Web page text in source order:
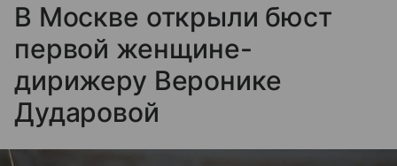
В Москве открыли бюст
первой женщине-
дирижеру Веронике
Дударовой